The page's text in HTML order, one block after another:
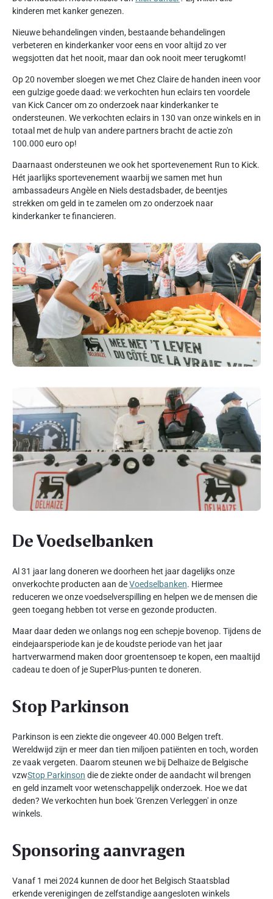
kinderen met kanker genezen.
Nieuwe behandelingen vinden, bestaande behandelingen
verbeteren en kinderkanker voor eens en voor altijd zo ver
wegsjotten dat het nooit, maar dan ook nooit meer terugkomt!
Op 20 november sloegen we met Chez Claire de handen ineen voor
een gulzige goede daad: we verkochten hun eclairs ten voordele
van Kick Cancer om zo onderzoek naar kinderkanker te
ondersteunen. We verkochten eclairs in 130 van onze winkels en in
totaal met de hulp van andere partners bracht de actie zo'n
100.000 euro op!
Daarnaast ondersteunen we ook het sportevenement Run to Kick.
Hét jaarlijks sportevenement waarbij we samen met hun
ambassadeurs Angèle en Niels destadsbader, de beentjes
strekken om geld in te zamelen om zo onderzoek naar
kinderkanker te financieren.
De Voedselbanken
Al 31 jaar lang doneren we doorheen het jaar dagelijks onze
onverkochte producten aan deVoedselbanken. Hiermee
reduceren we onze voedselverspilling en helpen we de mensen die
geen toegang hebben tot verse en gezonde producten.
Maar daar deden we onlangs nog een schepje bovenop. Tijdens de
eindejaarsperiode kan je de koudste periode van het jaar
hartverwarmend maken door groentensoep te kopen, een maaltijd
cadeau te doen of je SuperPlus-punten te doneren.
Stop Parkinson
Parkinson is een ziekte die ongeveer 40.000 Belgen treft.
Wereldwijd zijn er meer dan tien miljoen patiënten en toch, worden
ze vaak vergeten. Daarom steunen we bij Delhaize de Belgische
vzwStop Parkinson die de ziekte onder de aandacht wil brengen
en geld inzamelt voor wetenschappelijk onderzoek. Hoe we dat
deden? We verkochten hun boek 'Grenzen Verleggen' in onze
winkels.
Sponsoring aanvragen
Vanaf 1 mei 2024 kunnen de door het Belgisch Staatsblad
erkende verenigingen de zelfstandige aangesloten winkels